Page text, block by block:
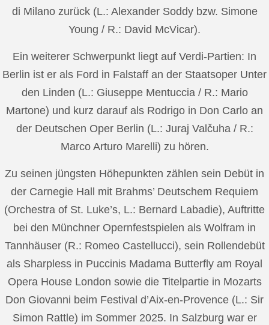
di Milano zurück (L.: Alexander Soddy bzw. Simone
Young / R.: David McVicar).
Ein weiterer Schwerpunkt liegt auf Verdi-Partien: In
Berlin ist er als Ford in Falstaff an der Staatsoper Unter
den Linden (L.: Giuseppe Mentuccia / R.: Mario
Martone) und kurz darauf als Rodrigo in Don Carlo an
der Deutschen Oper Berlin (L.: Juraj Valčuha / R.:
Marco Arturo Marelli) zu hören.
Zu seinen jüngsten Höhepunkten zählen sein Debüt in
der Carnegie Hall mit Brahms’ Deutschem Requiem
(Orchestra of St. Luke’s, L.: Bernard Labadie), Auftritte
bei den Münchner Opernfestspielen als Wolfram in
Tannhäuser (R.: Romeo Castellucci), sein Rollendebüt
als Sharpless in Puccinis Madama Butterfly am Royal
Opera House London sowie die Titelpartie in Mozarts
Don Giovanni beim Festival d’Aix-en-Provence (L.: Sir
Simon Rattle) im Sommer 2025. In Salzburg war er